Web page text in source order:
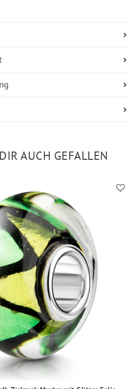
AUCH GEFALLEN